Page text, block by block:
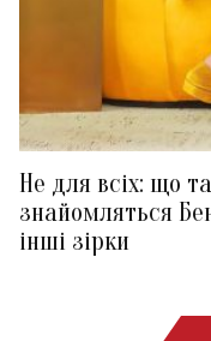
Не для всіх: що
знайомляться
інші зірки